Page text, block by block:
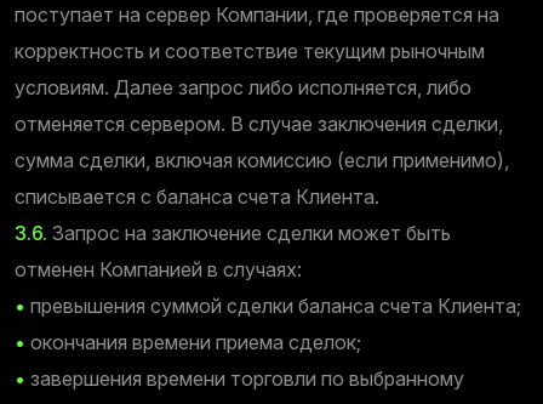
поступает на сервер Компании, где проверяется на
корректность и соответствие текущим рыночным
условиям. Далее запрос либо исполняется, либо
отменяется сервером. В случае заключения сделки,
сумма сделки, включая комиссию (если применимо),
списывается с баланса счета Клиента.
3.6. Запрос на заключение сделки может быть
отменен Компанией в случаях:
• превышения суммой сделки баланса счета Клиента;
• окончания времени приема сделок;
• завершения времени торговли по выбранному